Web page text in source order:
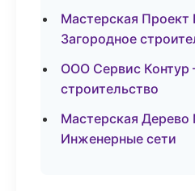
Мастерская
Загородное
ООО Сервис Контур
строительство
Мастерская
Инженерные сети